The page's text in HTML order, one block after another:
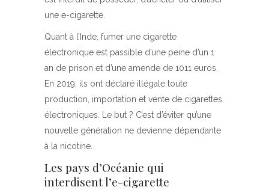
une e-cigarette.
Quant à l’Inde, fumer une cigarette
électronique est passible d’une peine d’un 1
an de prison et d’une amende de 1011 euros.
En 2019, ils ont déclaré illégale toute
production, importation et vente de cigarettes
électroniques. Le but ? C’est d’éviter qu’une
nouvelle génération ne devienne dépendante
à la nicotine.
Les pays d’Océanie qui
interdisent l’e-cigarette